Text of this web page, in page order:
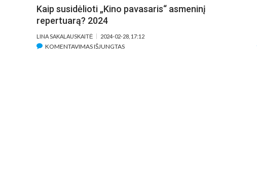
Kaip susidėlioti „Kino pavasaris“ asmeninį
repertuarą? 2024
LINA SAKALAUSKAITĖ 2024-02-28, 17:12
KOMENTAVIMAS IŠJUNGTASĮRAŠE